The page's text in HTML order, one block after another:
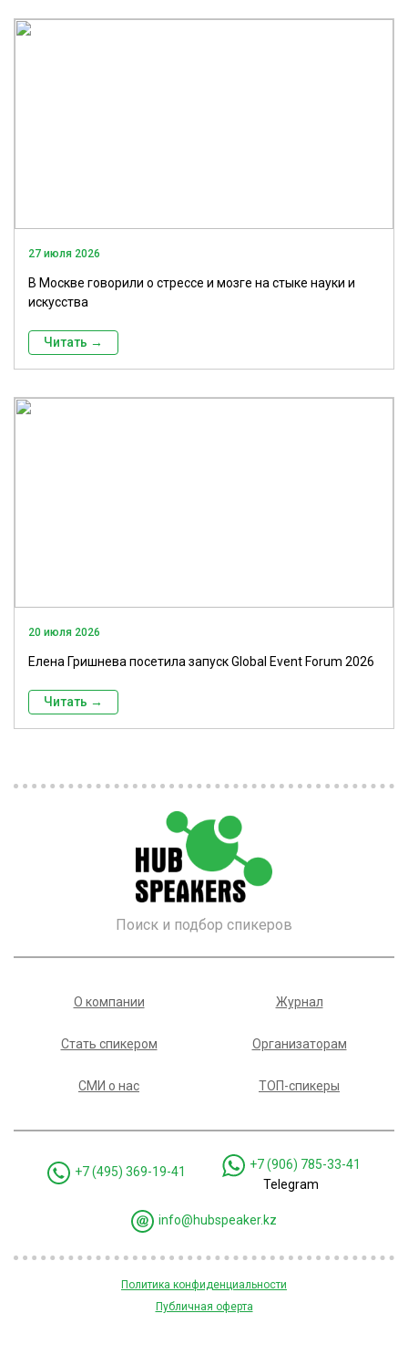
27 июля 2026
В Москве говорили о стрессе и мозге на стыке науки и
искусства
Читать →
20 июля 2026
Елена Гришнева посетила запуск Global Event Forum 2026
Читать →
Поиск и подбор спикеров
О компании Журнал
Стать спикером Организаторам
СМИ о нас ТОП-спикеры
+7 (495) 369-19-41
+7 (906) 785-33-41
Telegram
info@hubspeaker.kz
Политика конфиденциальности
Публичная оферта